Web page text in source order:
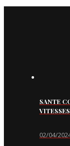
SANTE
02/04/